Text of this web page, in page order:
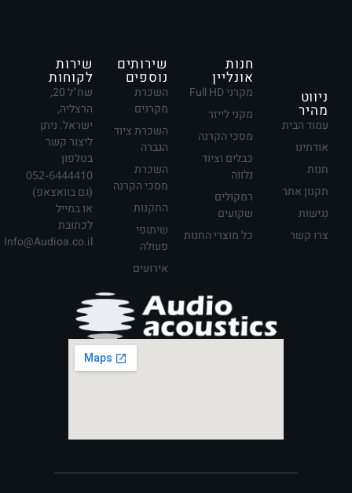
ניווט
מהיר
עמוד הבית
אודתינו
חנות
תקנון אתר
נגישות
צרו קשר
חנות
אונליין
מקרני Full HD
מקני לייזר
מסכי הקרנה
כבלים וציוד
נלווה
רמקולים
שקועים
כל מוצרי החנות
שירותים
נוספים
השכרת
מקרנים
השכרת ציוד
הגברה
השכרת
מסכי הקרנה
התקנות
שיתופי
פעולה
אירועים
שירות
לקוחות
שח"ל 20,
הרצליה,
ישראל. ניתן
ליצור קשר
בטלפון
052-6444410
(גם בוואצאפ)
או במייל
לכתובת
Info@Audioa.co.il